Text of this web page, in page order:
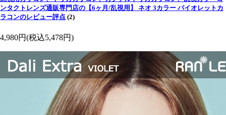
ンタクトレンズ通販専門店の【6ヶ月/乱視用】 ネオ 3カラー バイオレットカ
ラコンのレビュー評点 (2)
4,980円(税込5,478円)